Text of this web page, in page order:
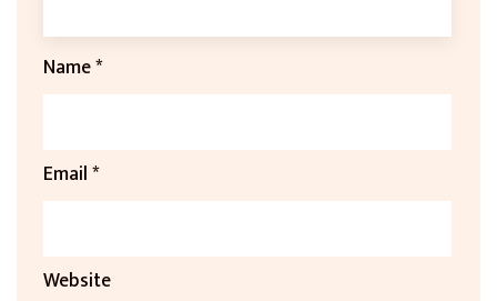
Name*
Email*
Website